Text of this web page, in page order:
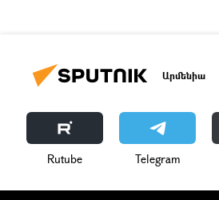
Արմենիա
Rutube Telegram